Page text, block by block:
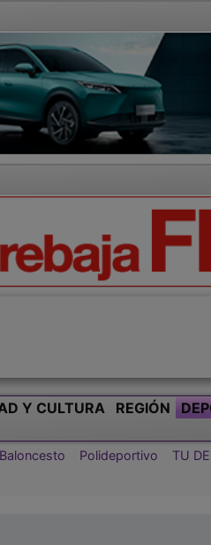
Y CULTURA REGIÓN
Baloncesto Polideportivo TU